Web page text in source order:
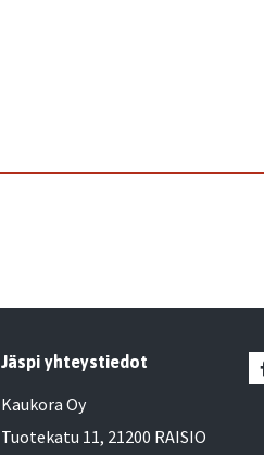
Jäspi yhteystiedot
Kaukora Oy
Tuotekatu 11, 21200 RAISIO